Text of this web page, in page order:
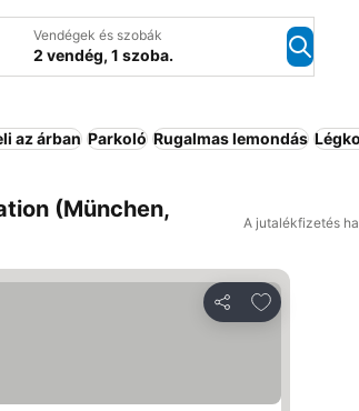
Vendégek és szobák
2 vendég, 1 szoba.
az árban Parkoló Rugalmas lemondás
(München,
A jutalékfizetés
Megosztás
Hozzáadás